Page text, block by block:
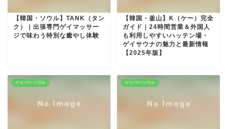
【韓国・ソウル】TANK（タン
ク）｜出張専門ゲイマッサー
ジで味わう特別な癒やし体験
【韓国・釜山】K（ケー）完全
ガイド｜24時間営業＆外国人
も利用しやすいハッテン場・
ゲイサウナの魅力と最新情報
【2025年版】
ゲイバー-ソウル ゲイバー-ソウル